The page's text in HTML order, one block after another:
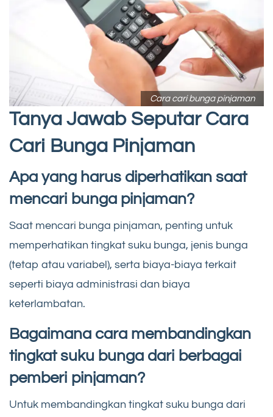
Cara cari bunga pinjaman
Tanya Jawab Seputar Cara
Cari Bunga Pinjaman
Apa yang harus diperhatikan saat
mencari bunga pinjaman?
Saat mencari bunga pinjaman, penting untuk
memperhatikan tingkat suku bunga, jenis bunga
(tetap atau variabel), serta biaya-biaya terkait
seperti biaya administrasi dan biaya
keterlambatan.
Bagaimana cara membandingkan
tingkat suku bunga dari berbagai
pemberi pinjaman?
Untuk membandingkan tingkat suku bunga dari